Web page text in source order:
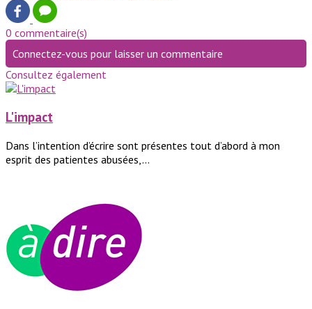
0 commentaire(s)
Connectez-vous pour laisser un commentaire
Consultez également
L'impact
Dans l’intention d’écrire sont présentes tout d’abord à mon
esprit des patientes abusées,...